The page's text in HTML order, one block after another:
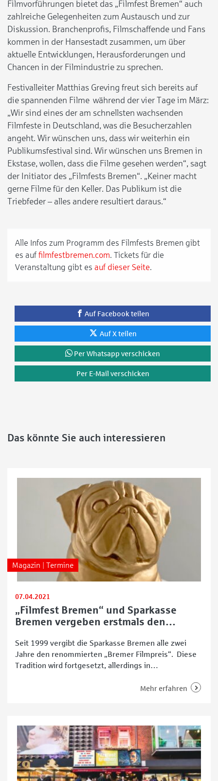
Filmvorführungen bietet das „Filmfest Bremen“ auch
zahlreiche Gelegenheiten zum Austausch und zur
Diskussion. Branchenprofis, Filmschaffende und Fans
kommen in der Hansestadt zusammen, um über
aktuelle Entwicklungen, Herausforderungen und
Chancen in der Filmindustrie zu sprechen.
Festivalleiter Matthias Greving freut sich bereits auf
die spannenden Filme während der vier Tage im März:
„Wir sind eines der am schnellsten wachsenden
Filmfeste in Deutschland, was die Besucherzahlen
angeht. Wir wünschen uns, dass wir weiterhin ein
Publikumsfestival sind. Wir wünschen uns Bremen in
Ekstase, wollen, dass die Filme gesehen werden“, sagt
der Initiator des „Filmfests Bremen“. „Keiner macht
gerne Filme für den Keller. Das Publikum ist die
Triebfeder – alles andere resultiert daraus.“
Alle Infos zum Programm des Filmfests Bremen gibt
es auffilmfestbremen.com. Tickets für die
Veranstaltung gibt es auf dieser Seite.
Auf Facebook teilen
Auf X teilen
Per Whatsapp verschicken
Per E-Mail verschicken
Das könnte Sie auch interessieren
Magazin | Termine
07.04.2021
„Filmfest Bremen“ und Sparkasse
Bremen vergeben erstmals den
Seit 1999 vergibt die Sparkasse Bremen alle zwei
Jahre den renommierten „Bremer Filmpreis“. Diese
Tradition wird fortgesetzt, allerdings in
neuem Kooperationspartner – und mit einem
Glanzvolle Persönlichkeiten der europäischen
Filmszene
Mehr erfahren